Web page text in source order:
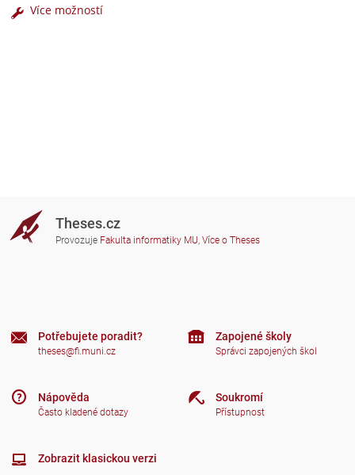
Více možností
Theses.cz
Provozuje Fakulta informatiky MU, Více o Theses
Potřebujete poradit?
theses@fi.muni.cz
Nápověda
Často kladené dotazy
Zapojené školy
Správci zapojených škol
Soukromí
Přístupnost
Zobrazit klasickou verzi